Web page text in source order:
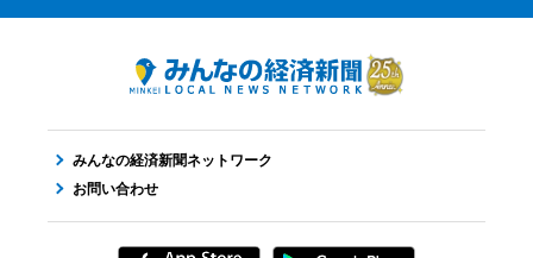
みんなの経済新聞ネットワーク
お問い合わせ